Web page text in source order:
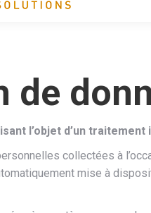
de
l’objet d’un
collectées à
mise à